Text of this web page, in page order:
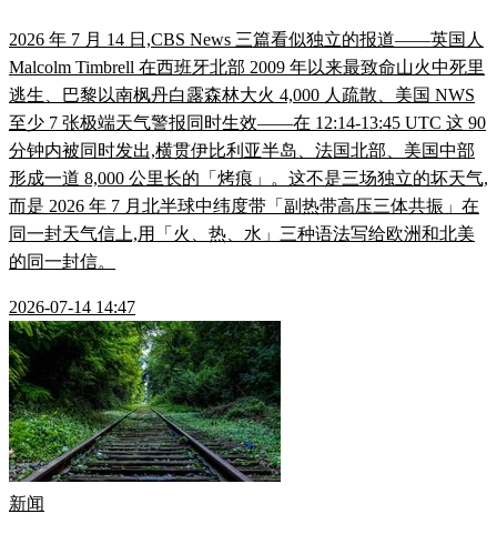
2026 年 7 月 14 日,CBS News 三篇看似独立的报道——英国人
Malcolm Timbrell 在西班牙北部 2009 年以来最致命山火中死里
逃生、巴黎以南枫丹白露森林大火 4,000 人疏散、美国 NWS
至少 7 张极端天气警报同时生效——在 12:14-13:45 UTC 这 90
分钟内被同时发出,横贯伊比利亚半岛、法国北部、美国中部
形成一道 8,000 公里长的「烤痕」。这不是三场独立的坏天气,
而是 2026 年 7 月北半球中纬度带「副热带高压三体共振」在
同一封天气信上,用「火、热、水」三种语法写给欧洲和北美
的同一封信。
2026-07-14 14:47
新闻